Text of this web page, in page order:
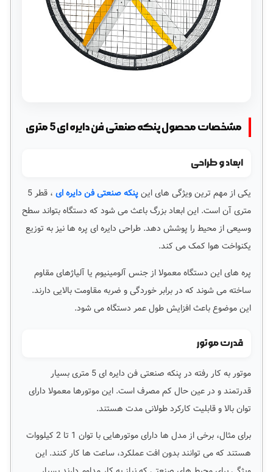
مشخصات محصول پنکه صنعتی فن دایره ای 5 متری
ابعاد و طراحی
یکی از مهم ترین ویژگی های اینپنکه صنعتی فن دایره ای
، قطر 5
متری آن است. این ابعاد بزرگ باعث می شود که دستگاه بتواند سطح
وسیعی از محیط را پوشش دهد. طراحی دایره ای پره ها نیز به توزیع
یکنواخت هوا کمک می کند.
پره های این دستگاه معمولا از جنس آلومینیوم یا آلیاژهای مقاوم
ساخته می شوند که در برابر خوردگی و ضربه مقاومت بالایی دارند.
این موضوع باعث افزایش طول عمر دستگاه می شود.
قدرت موتور
موتور به کار رفته در پنکه صنعتی فن دایره ای 5 متری بسیار
قدرتمند و در عین حال کم مصرف است. این موتورها معمولا دارای
توان بالا و قابلیت کارکرد طولانی مدت هستند.
برای مثال، برخی از مدل ها دارای موتورهایی با توان 1 تا 2 کیلووات
هستند که می توانند بدون افت عملکرد، ساعت ها کار کنند. این